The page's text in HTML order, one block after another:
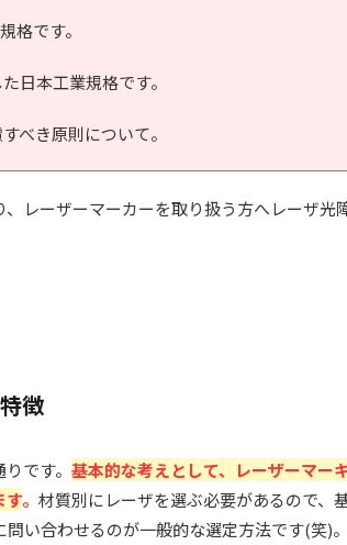
格です。
日本工業規格です。
べき原則について。
レーザーマーカーを取り扱う方へレーザ光
徴
です。 基本的な考えとして、レーザーマー
す。 材質別にレーザを選ぶ必要があるので、
い合わせるのが一般的な選定方法です(笑)